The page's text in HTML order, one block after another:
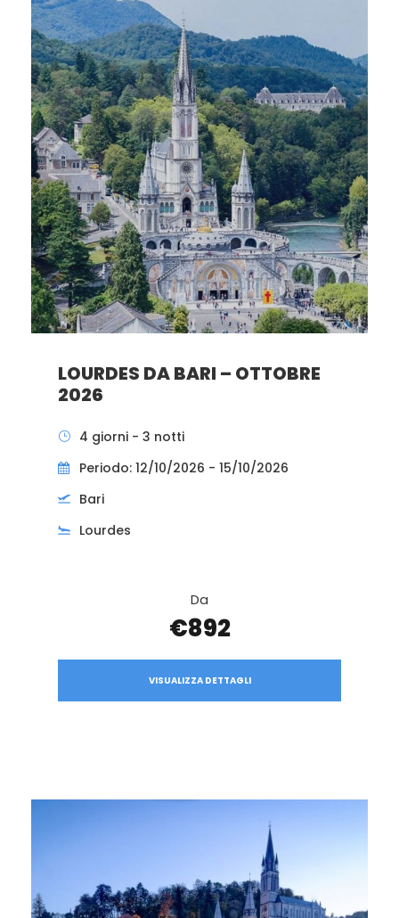
LOURDES DA BARI – OTTOBRE
2026
4 giorni - 3 notti
Periodo: 12/10/2026 - 15/10/2026
Bari
Lourdes
Da
€892
VISUALIZZA DETTAGLI